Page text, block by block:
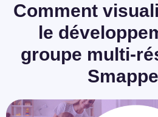
Comment
le
groupe multi-